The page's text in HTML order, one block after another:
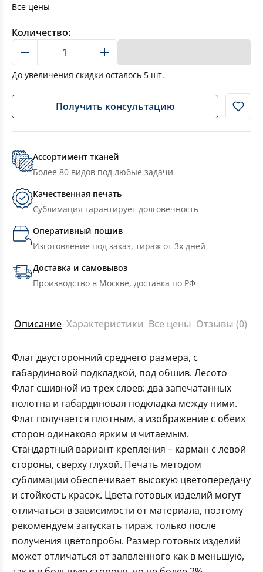
Все цены
Количество:
До увеличения скидки осталось 5 шт.
Получить консультацию
Ассортимент тканей
Более 80 видов под любые задачи
Качественная печать
Сублимация гарантирует долговечность
Оперативный пошив
Изготовление под заказ, тираж от 3х дней
Доставка и самовывоз
Производство в Москве, доставка по РФ
Описание Характеристики Все цены Отзывы (0)
Флаг двусторонний среднего размера, с
габардиновой подкладкой, под обшив. Лесото
Флаг сшивной из трех слоев: два запечатанных
полотна и габардиновая подкладка между ними.
Флаг получается плотным, а изображение с обеих
сторон одинаково ярким и читаемым.
Стандартный вариант крепления – карман с левой
стороны, сверху глухой. Печать методом
сублимации обеспечивает высокую цветопередачу
и стойкость красок. Цвета готовых изделий могут
отличаться в зависимости от материала, поэтому
рекомендуем запускать тираж только после
получения цветопробы. Размер готовых изделий
может отличаться от заявленного как в меньшую,